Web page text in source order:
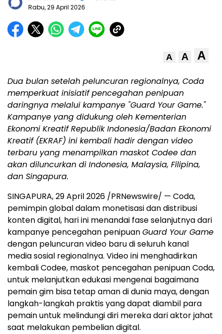
Rabu, 29 April 2026
A A A
Dua bulan setelah peluncuran regionalnya, Coda
memperkuat inisiatif pencegahan penipuan
daringnya melalui kampanye "Guard Your Game."
Kampanye yang didukung oleh Kementerian
Ekonomi Kreatif Republik Indonesia/Badan Ekonomi
Kreatif (EKRAF) ini kembali hadir dengan video
terbaru yang menampilkan maskot Codee dan
akan diluncurkan di Indonesia, Malaysia, Filipina,
dan Singapura.
SINGAPURA,29 April 2026 /PRNewswire/ — Coda,
pemimpin global dalam monetisasi dan distribusi
konten digital, hari ini menandai fase selanjutnya dari
kampanye pencegahan penipuanGuard Your Game
dengan peluncuran video baru di seluruh kanal
media sosial regionalnya. Video ini menghadirkan
kembali Codee, maskot pencegahan penipuan Coda,
untuk melanjutkan edukasi mengenai bagaimana
pemain gim bisa tetap aman di dunia maya, dengan
langkah-langkah praktis yang dapat diambil para
pemain untuk melindungi diri mereka dari aktor jahat
saat melakukan pembelian digital.